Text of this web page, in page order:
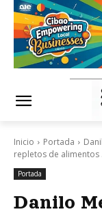
Inicio Portada
repletos de alimentos
Portada
Danilo